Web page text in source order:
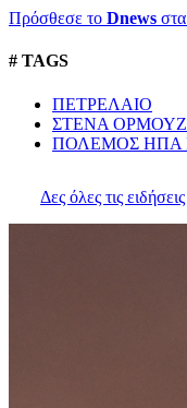
Πρόσθεσε το Dnews
# TAGS
ΠΕΤΡΕΛΑΙΟ
ΣΤΕΝΑ ΟΡΜΟΥΖ
ΠΟΛΕΜΟΣ ΗΠΑ
Δες όλες τις